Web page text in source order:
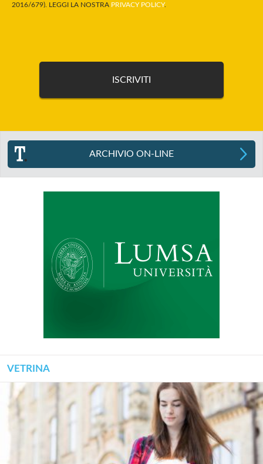
2016/679). LEGGI LA NOSTRA PRIVACY POLICY.
ARCHIVIO ON-LINE
VETRINA